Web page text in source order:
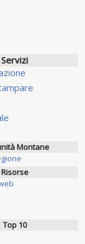
Servizi
Montane
Risorse
Top 10